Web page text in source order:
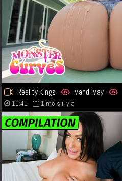
Reality Kings Mandi May
10:41 1 mois il y a